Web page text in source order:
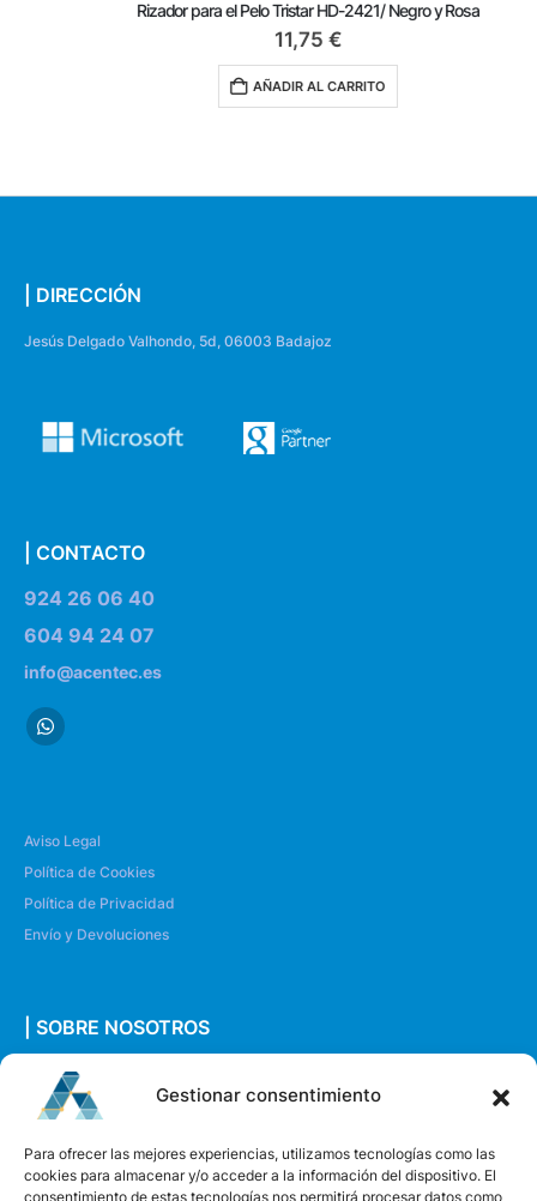
Gestionar consentimiento
Para ofrecer las mejores experiencias, utilizamos tecnologías como las
cookies para almacenar y/o acceder a la información del dispositivo. El
consentimiento de estas tecnologías nos permitirá procesar datos como
Rizador para el Pelo Tristar HD-2421/ Negro y Rosa
11,75€
AÑADIR AL CARRITO
| DIRECCIÓN
Jesús Delgado Valhondo, 5d, 06003 Badajoz
| CONTACTO
924 26 06 40
604 94 24 07
info@acentec.es
Aviso Legal
Política de Cookies
Política de Privacidad
Envío y Devoluciones
| SOBRE NOSOTROS
Quiénes somos
Envíanos un mensaje